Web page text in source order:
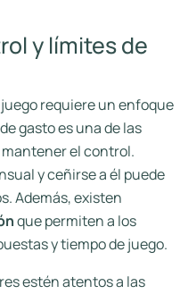
y límites de
requiere un enfoque
gasto es una de las
el control.
y ceñirse a él puede
Además, existen
que permiten a los
y tiempo de juego.
estén atentos a las